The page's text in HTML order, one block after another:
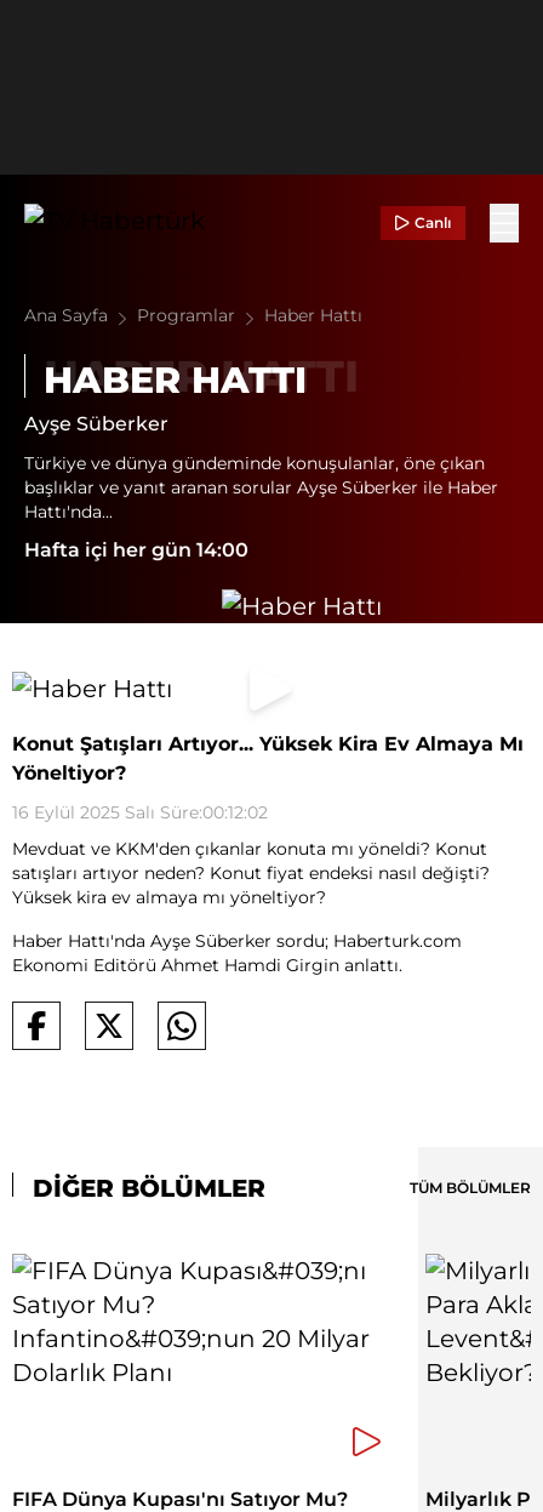
Canlı
Ana Sayfa Programlar Haber Hattı
HABER HATTI
Ayşe Süberker
Türkiye ve dünya gündeminde konuşulanlar, öne çıkan
başlıklar ve yanıt aranan sorular Ayşe Süberker ile Haber
Hattı'nda...
Hafta içi her gün 14:00
Konut Şatışları Artıyor... Yüksek Kira Ev Almaya Mı
Yöneltiyor?
16 Eylül 2025 Salı Süre:00:12:02
Mevduat ve KKM'den çıkanlar konuta mı yöneldi? Konut
satışları artıyor neden? Konut fiyat endeksi nasıl değişti?
Yüksek kira ev almaya mı yöneltiyor?
Haber Hattı'nda Ayşe Süberker sordu; Haberturk.com
Ekonomi Editörü Ahmet Hamdi Girgin anlattı.
DİĞER BÖLÜMLER TÜM BÖLÜMLER
FIFA Dünya Kupası'nı Satıyor Mu?
Milyarlık